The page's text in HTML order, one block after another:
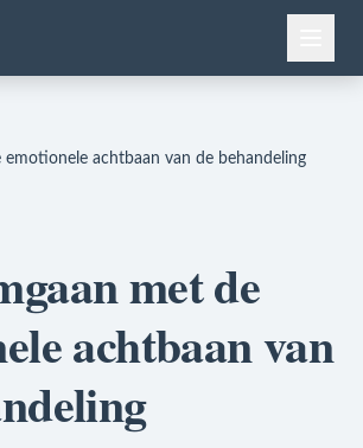
emotionele achtbaan van de behandeling
met de
achtbaan van